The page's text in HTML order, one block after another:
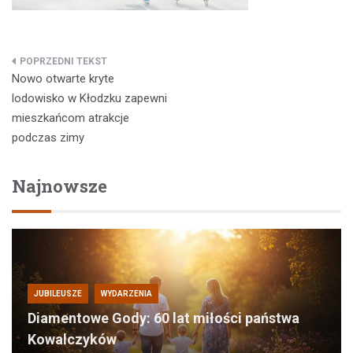
Nawigacja
wpisu
Nowo otwarte kryte
lodowisko w Kłodzku zapewni
mieszkańcom atrakcje
podczas zimy
Najnowsze
JUBILEUSZE WYDARZENIA
Diamentowe Gody: 60 lat miłości państwa
Kowalczyków